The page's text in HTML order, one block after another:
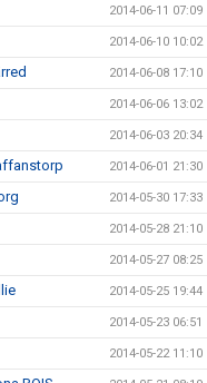
2014-06-11 07:09
2014-06-10 10:02
2014-06-08 17:10
2014-06-06 13:02
2014-06-03 20:34
2014-06-01 21:30
2014-05-30 17:33
2014-05-28 21:10
2014-05-27 08:25
2014-05-25 19:44
2014-05-23 06:51
2014-05-22 11:10